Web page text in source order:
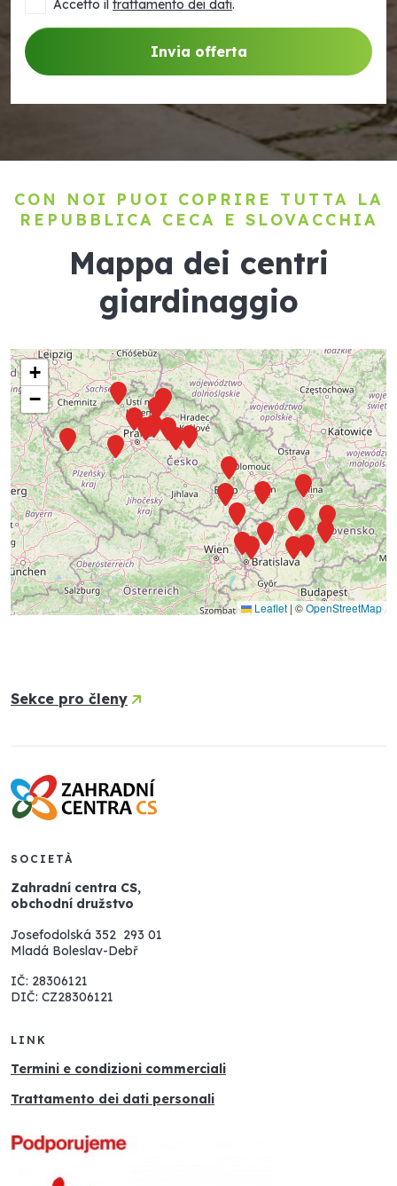
Accetto il trattamento dei dati.
Invia offerta
CON NOI PUOI COPRIRE TUTTA LA
REPUBBLICA CECA E SLOVACCHIA
Mappa dei centri
giardinaggio
+
−
Leaflet | ©OpenStreetMap
Sekce pro členy
SOCIETÀ
Zahradní centra CS,
obchodní družstvo
Josefodolská 352 293 01
Mladá Boleslav-Debř
IČ: 28306121
DIČ: CZ28306121
LINK
Termini e condizioni commerciali
Trattamento dei dati personali